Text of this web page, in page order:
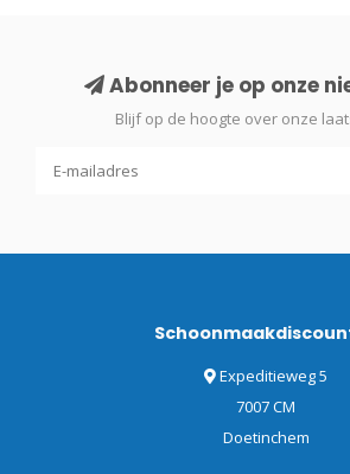
Abonneer je op onze
Blijf op de hoogte over onze
Expeditieweg 5
7007 CM
Doetinchem